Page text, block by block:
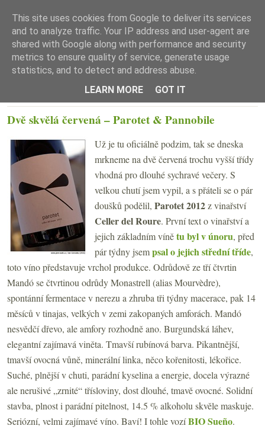
☰ Menu
Dvě skvělá červená – Parotet & Pannobile
Už je tu oficiálně podzim, tak se dneska
mrkneme na dvě červená trochu vyšší třídy
vhodná pro dlouhé sychravé večery. S
velkou chutí jsem vypil, a s přáteli se o pár
doušků podělil, Parotet 2012z vinařství
Celler del Roure. První text o vinařství a
jejich základním vínětu byl v únoru, před
pár týdny jsempsal o jejich střední tříde,
toto víno představuje vrchol produkce. Odrůdově ze tří čtvrtin
Mandó se čtvrtinou odrůdy Monastrell (alias Mourvèdre),
spontánní fermentace v nerezu a zhruba tři týdny macerace, pak 14
měsíců v tinajas, velkých v zemi zakopaných amforách. Mandó
nesvědčí dřevo, ale amfory rozhodně ano. Burgundská láhev,
elegantní zajímavá viněta. Tmavší rubínová barva. Pikantnější,
tmavší ovocná vůně, minerální linka, něco kořenitosti, lékořice.
Suché, plnější v chuti, parádní kyselina a energie, docela výrazné
ale nerušivé „zrnité“ třísloviny, dost dlouhé, tmavě ovocné. Solidní
stavba, plnost i parádní pitelnost, 14.5 % alkoholu skvěle maskuje.
Seriózní, velmi zajímavé víno. Baví! I tohle vozíBIO Sueño.
This site uses cookies from Google to deliver its services
and to analyze traffic. Your IP address and user-agent are
shared with Google along with performance and security
metrics to ensure quality of service, generate usage
statistics, and to detect and address abuse.
LEARN MORE
GOT IT